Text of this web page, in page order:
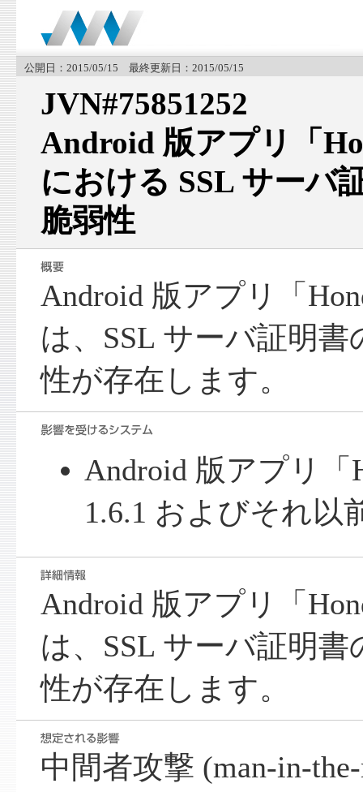
公開日：2015/05/15 最終更新日：2015/05/15
JVN#75851252
Android 版アプリ「
における SSL サーバ
脆弱性
Android 版アプリ「
は、SSL サーバ証明
性が存在します。
Android 版アプリ「
1.6.1 およびそれ以
Android 版アプリ「
は、SSL サーバ証明
性が存在します。
中間者攻撃 (man-in-